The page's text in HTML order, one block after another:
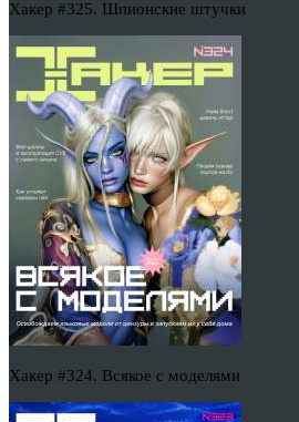
Хакер #325. Шпионские штучки
Хакер #324. Всякое с моделями